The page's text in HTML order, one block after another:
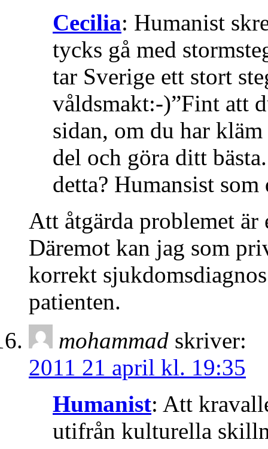
Cecilia: Humanist
tycks gå med
tar Sverige ett stort
våldsmakt:-)”Fint att
sidan, om du har
del och göra ditt
detta? Humansist som
Att åtgärda problemet
Däremot kan jag som
korrekt
patienten.
mohammad skriver:
2011 21 april kl. 19:35
Humanist: Att
utifrån kulturella